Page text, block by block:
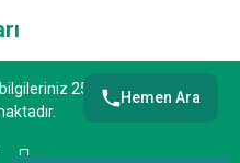
Hemen Ara
256bit SSL sertifikası